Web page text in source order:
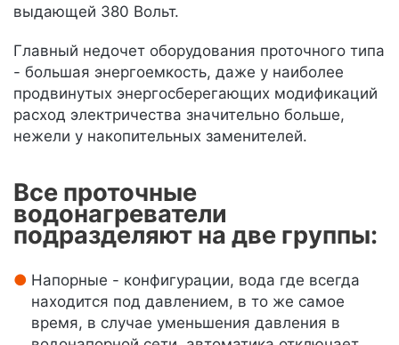
выдающей 380 Вольт.
Главный недочет оборудования проточного типа
- большая энергоемкость, даже у наиболее
продвинутых энергосберегающих модификаций
расход электричества значительно больше,
нежели у накопительных заменителей.
Все проточные
водонагреватели
подразделяют на две группы:
Напорные - конфигурации, вода где всегда
находится под давлением, в то же самое
время, в случае уменьшения давления в